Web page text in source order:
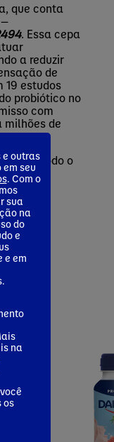
que conta
. Essa cepa
a reduzir
de
19 estudos
probiótico no
com
milhões de
em todo o
e outras
seu
. Com o
sua
na
do
e
e em
na
os